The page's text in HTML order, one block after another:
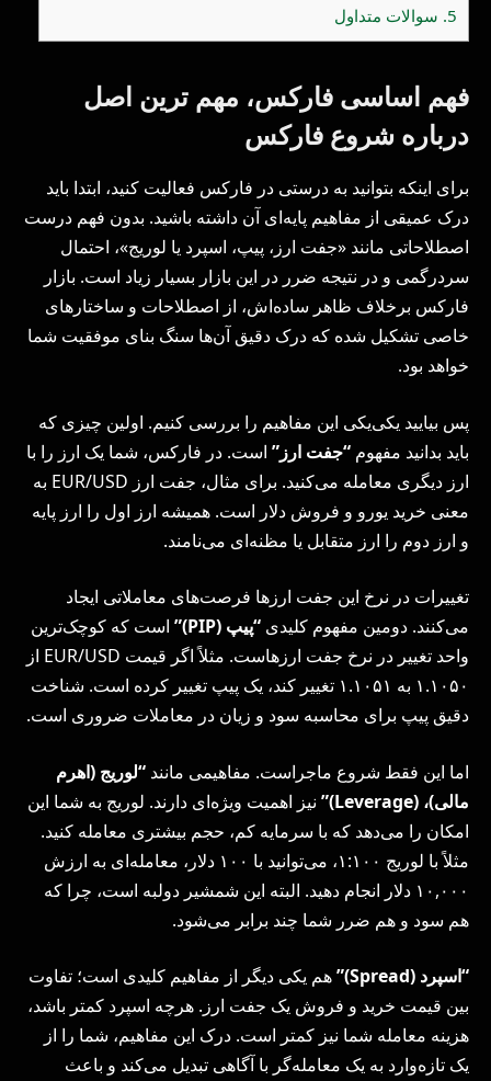
5. سوالات متداول
فهم اساسی فارکس، مهم ترین اصل
درباره شروع فارکس
برای اینکه بتوانید به درستی در فارکس فعالیت کنید، ابتدا باید
درک عمیقی از مفاهیم پایه‌ای آن داشته باشید. بدون فهم درست
اصطلاحاتی مانند «جفت ارز، پیپ، اسپرد یا لوریج»، احتمال
سردرگمی و در نتیجه ضرر در این بازار بسیار زیاد است. بازار
فارکس برخلاف ظاهر ساده‌اش، از اصطلاحات و ساختارهای
خاصی تشکیل شده که درک دقیق آن‌ها سنگ بنای موفقیت شما
خواهد بود.
پس بیایید یکی‌یکی این مفاهیم را بررسی کنیم. اولین چیزی که
باید بدانید مفهوم “جفت ارز” است. در فارکس، شما یک ارز را با
ارز دیگری معامله می‌کنید. برای مثال، جفت ارز EUR/USD به
معنی خرید یورو و فروش دلار است. همیشه ارز اول را ارز پایه
و ارز دوم را ارز متقابل یا مظنه‌ای می‌نامند.
تغییرات در نرخ این جفت ارزها فرصت‌های معاملاتی ایجاد
می‌کنند. دومین مفهوم کلیدی “پیپ (PIP
)” است که کوچک‌ترین
واحد تغییر در نرخ جفت ارزهاست. مثلاً اگر قیمت EUR/USD از
۱.۱۰۵۰ به ۱.۱۰۵۱ تغییر کند، یک پیپ تغییر کرده است. شناخت
دقیق پیپ برای محاسبه سود و زیان در معاملات ضروری است.
اما این فقط شروع ماجراست. مفاهیمی مانند “لوریج (اهرم
مالی)، (Leverage
)” نیز اهمیت ویژه‌ای دارند. لوریج به شما این
امکان را می‌دهد که با سرمایه کم، حجم بیشتری معامله کنید.
مثلاً با لوریج ۱:۱۰۰، می‌توانید با ۱۰۰ دلار، معامله‌ای به ارزش
۱۰,۰۰۰ دلار انجام دهید. البته این شمشیر دولبه است، چرا که
هم سود و هم ضرر شما چند برابر می‌شود.
“اسپرد (Spread
)”هم یکی دیگر از مفاهیم کلیدی است؛ تفاوت
بین قیمت خرید و فروش یک جفت ارز. هرچه اسپرد کمتر باشد،
هزینه معامله شما نیز کمتر است. درک این مفاهیم، شما را از
یک تازه‌وارد به یک معامله‌گر با آگاهی تبدیل می‌کند و باعث